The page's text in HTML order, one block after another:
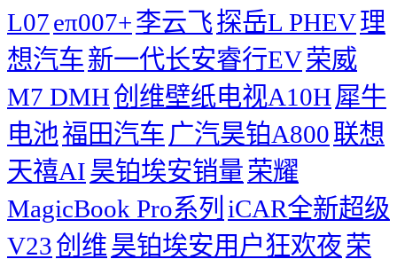
L07eπ007+李云飞探岳L PHEV理
想汽车新一代长安睿行EV荣威
M7 DMH创维壁纸电视A10H 犀牛
电池福田汽车 广汽昊铂A800联想
天禧AI昊铂埃安销量荣耀
MagicBook Pro系列 iCAR全新超级
V23创维昊铂埃安用户狂欢夜荣